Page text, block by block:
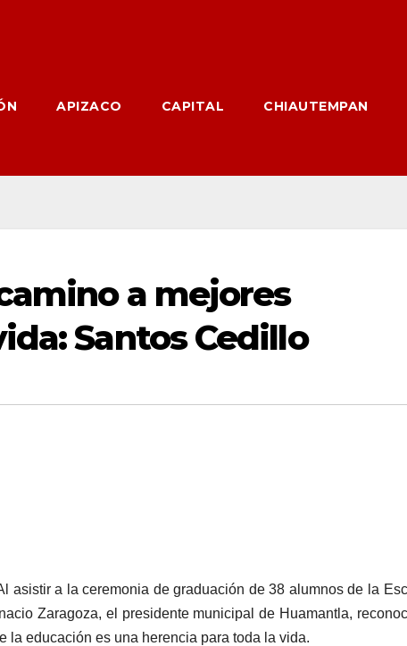
APIZACO CAPITAL CHIAUTEMPAN
a mejores
Santos Cedillo
asistir a la ceremonia de graduación de 38 alumnos de la
Zaragoza, el presidente municipal de Huamantla,
la educación es una herencia para toda la vida.